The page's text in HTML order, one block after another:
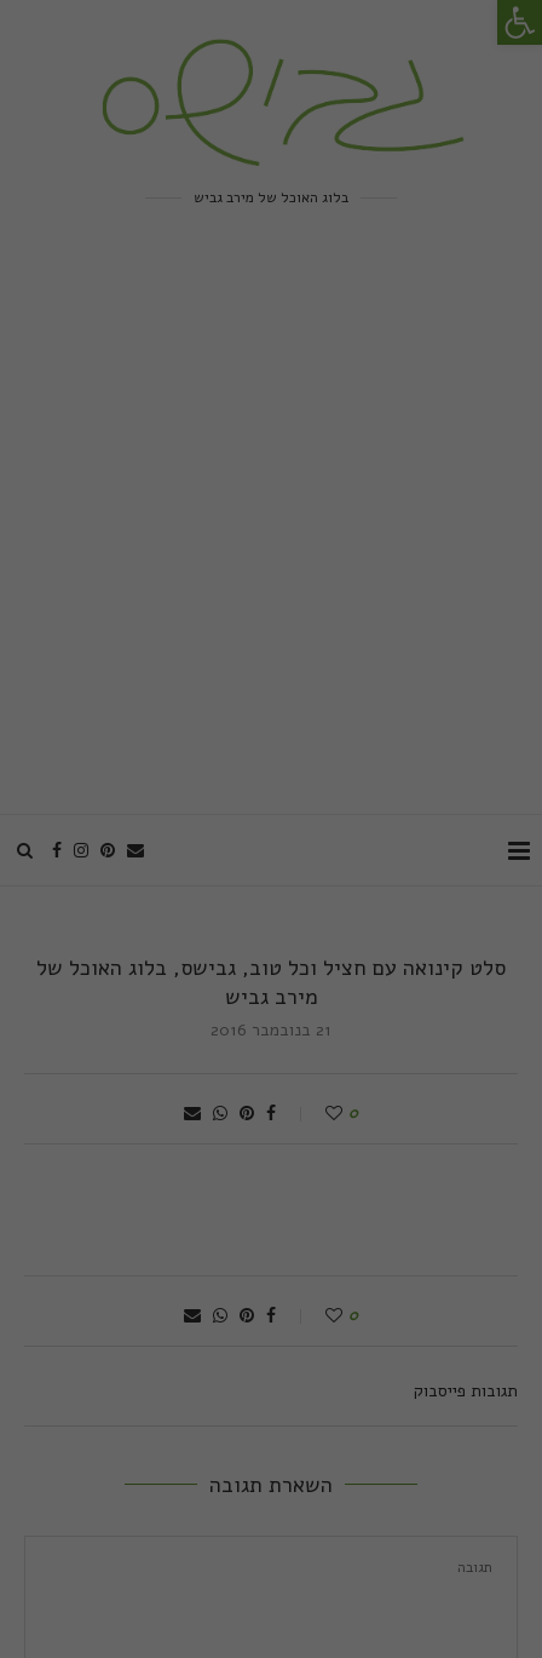
בלוג האוכל של מירב גביש
סלט קינואה עם חציל וכל טוב, גבישס, בלוג האוכל של
מירב גביש
21 בנובמבר 2016
0
0
תגובות פייסבוק
השארת תגובה